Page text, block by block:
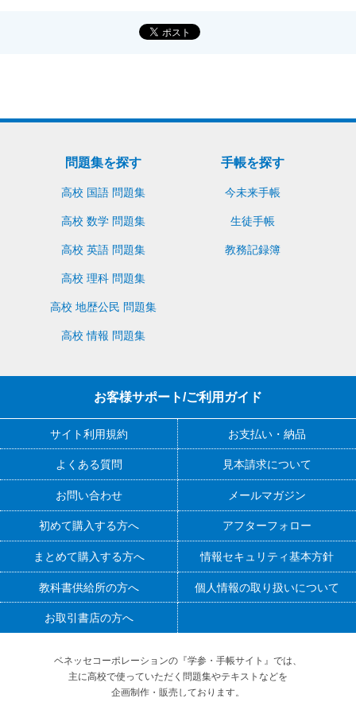
問題集を探す
高校 国語 問題集
高校 数学 問題集
高校 英語 問題集
高校 理科 問題集
高校 地歴公民 問題集
高校 情報 問題集
手帳を探す
今未来手帳
生徒手帳
教務記録簿
お客様サポート/ご利用ガイド
サイト利用規約 お支払い・納品
よくある質問 見本請求について
お問い合わせ メールマガジン
初めて購入する方へ アフターフォロー
まとめて購入する方へ 情報セキュリティ基本方針
教科書供給所の方へ 個人情報の取り扱いについて
お取引書店の方へ
ベネッセコーポレーションの『学参・手帳サイト』 では、
主に高校で使っていただく問題集やテキストなどを
企画制作・販売しております。